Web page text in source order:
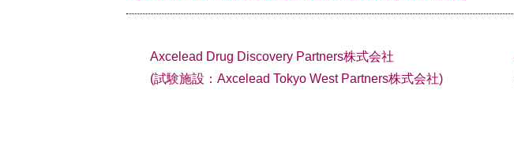
Axcelead Drug Discovery Partners株式会社
(試験施設：Axcelead Tokyo West Partners株式会社)